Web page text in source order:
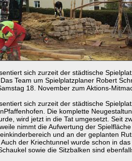
sich zurzeit der städtische
Team um Spielplatzplaner Robert
18. November zum Aktions-
sich zurzeit der städtische
Die komplette
wird jetzt in die Tat umgesetzt. Seit
nimmt die Aufwertung der
und an der geplanten
der Kriechtunnel wurde schon in
sowie die Sitzbalken sind